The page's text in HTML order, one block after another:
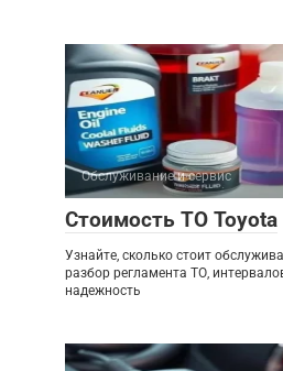
Обслуживание и сервис
Стоимость ТО Toyota
Узнайте, сколько стоит
разбор регламента ТО,
надежность